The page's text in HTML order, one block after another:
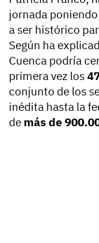
jornada
a ser histórico
Según ha
Cuenca podría
primera vez los
conjunto de los
inédita hasta la
de más de